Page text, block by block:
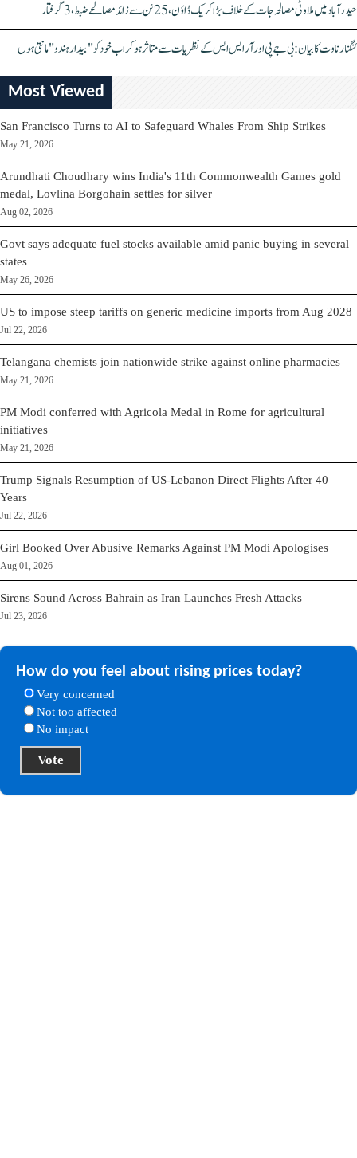
حیدرآباد میں ملاوٹی مصالحہ جات کے خلاف بڑا کریک ڈاؤن، 25 ٹن سے زائد مصالحے ضبط، 3 گرفتار
کنگنا رناوت کا بیان: بی جے پی اور آر ایس ایس کے نظریات سے متاثر ہو کر اب خود کو "بیدار ہندو" مانتی ہوں
Most Viewed
San Francisco Turns to AI to Safeguard Whales From Ship Strikes
May 21, 2026
Arundhati Choudhary wins India's 11th Commonwealth Games gold
medal, Lovlina Borgohain settles for silver
Aug 02, 2026
Govt says adequate fuel stocks available amid panic buying in several
states
May 26, 2026
US to impose steep tariffs on generic medicine imports from Aug 2028
Jul 22, 2026
Telangana chemists join nationwide strike against online pharmacies
May 21, 2026
PM Modi conferred with Agricola Medal in Rome for agricultural
initiatives
May 21, 2026
Trump Signals Resumption of US-Lebanon Direct Flights After 40
Years
Jul 22, 2026
Girl Booked Over Abusive Remarks Against PM Modi Apologises
Aug 01, 2026
Sirens Sound Across Bahrain as Iran Launches Fresh Attacks
Jul 23, 2026
How do you feel about rising prices today?
Very concerned
Not too affected
No impact